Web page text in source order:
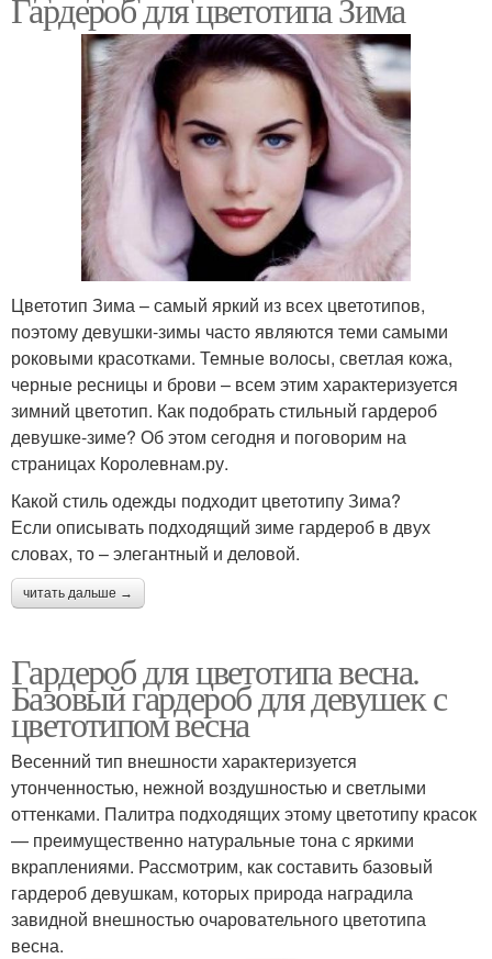
Цветотип Зима – самый яркий из всех цветотипов,
поэтому девушки-зимы часто являются теми самыми
роковыми красотками. Темные волосы, светлая кожа,
черные ресницы и брови – всем этим характеризуется
зимний цветотип. Как подобрать стильный гардероб
девушке-зиме? Об этом сегодня и поговорим на
страницах Королевнам.ру.
Какой стиль одежды подходит цветотипу Зима?
Если описывать подходящий зиме гардероб в двух
словах, то – элегантный и деловой.
читать дальше →
Гардероб для цветотипа весна.
Базовый гардероб для девушек с
цветотипом весна
Весенний тип внешности характеризуется
утонченностью, нежной воздушностью и светлыми
оттенками. Палитра подходящих этому цветотипу красок
— преимущественно натуральные тона с яркими
вкраплениями. Рассмотрим, как составить базовый
гардероб девушкам, которых природа наградила
завидной внешностью очаровательного цветотипа
весна.